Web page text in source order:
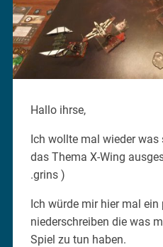
Hallo ihrse,
Ich wollte mal wieder
das Thema X-Wing
.grins )
Ich würde mir hier mal ein
niederschreiben die was
Spiel zu tun haben.